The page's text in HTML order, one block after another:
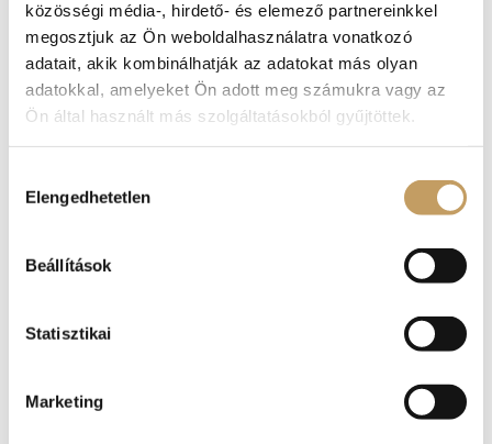
közösségi média-, hirdető- és elemező partnereinkkel
megosztjuk az Ön weboldalhasználatra vonatkozó
adatait, akik kombinálhatják az adatokat más olyan
adatokkal, amelyeket Ön adott meg számukra vagy az
Ön által használt más szolgáltatásokból gyűjtöttek.
kiválasztása
Elengedhetetlen
Beállítások
Statisztikai
Marketing
A Renaissance Étterem decemberi ajánlatából
Eljött végre a várva várt december, melyre
képviseltethetné magát királyhoz méltó